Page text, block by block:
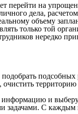
перейти на
дела,
объему
только той
нередко
и
задачами. С